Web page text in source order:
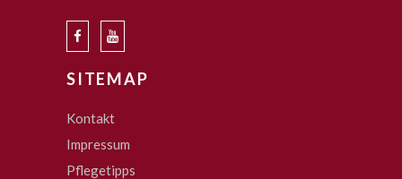
SITEMAP
Kontakt
Impressum
Pflegetipps